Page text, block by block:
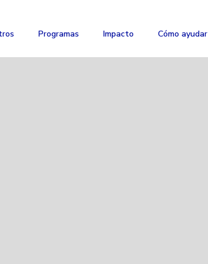
Programas Impacto Cómo ayudar